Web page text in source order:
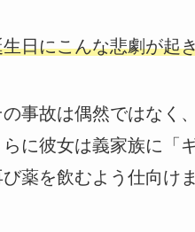
生日にこんな悲劇が起
の事故は偶然ではなく
らに彼女は義家族に「
薬を飲むよう仕向けま